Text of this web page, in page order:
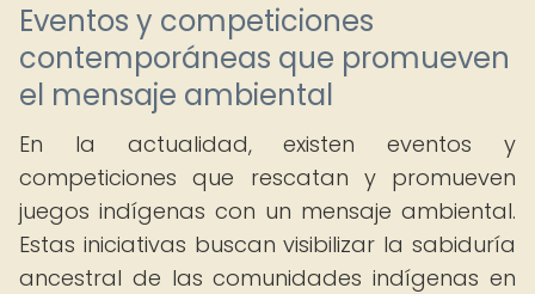
Eventos y competiciones
contemporáneas que promueven
el mensaje ambiental
En la actualidad, existen eventos y
competiciones que rescatan y promueven
juegos indígenas con un mensaje ambiental.
Estas iniciativas buscan visibilizar la sabiduría
ancestral de las comunidades indígenas en